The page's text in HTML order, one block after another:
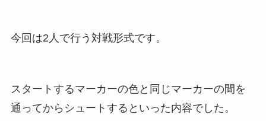
今回は2人で行う対戦形式です。
スタートするマーカーの色と同じマーカーの間を
通ってからシュートするといった内容でした。